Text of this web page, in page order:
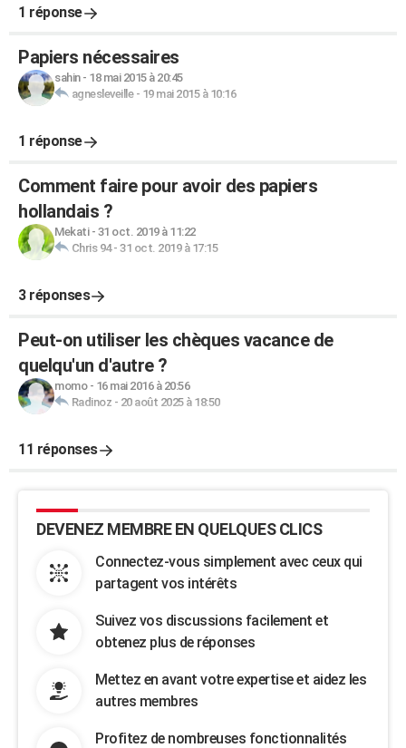
1 réponse
Papiers nécessaires
sahin- 18 mai 2015 à 20:45
agnesleveille- 19 mai 2015 à 10:16
1 réponse
Comment faire pour avoir des papiers
hollandais ?
Mekati- 31 oct. 2019 à 11:22
Chris 94- 31 oct. 2019 à 17:15
3 réponses
Peut-on utiliser les chèques vacance de
quelqu'un d'autre ?
momo- 16 mai 2016 à 20:56
Radinoz - 20 août 2025 à 18:50
11 réponses
DEVENEZ MEMBRE EN QUELQUES CLICS
Connectez-vous simplement avec ceux qui
partagent vos intérêts
Suivez vos discussions facilement et
obtenez plus de réponses
Mettez en avant votre expertise et aidez les
autres membres
Profitez de nombreuses fonctionnalités